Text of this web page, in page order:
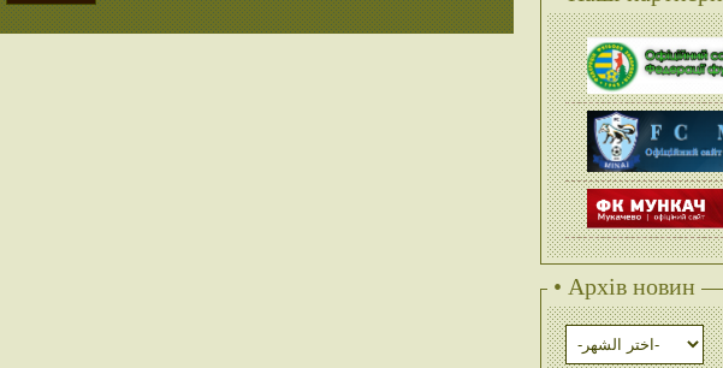
• Архів новин